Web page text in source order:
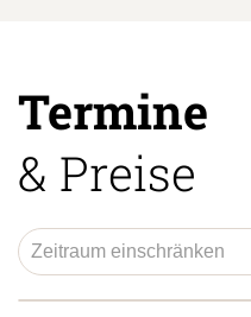
Termine
& Preise